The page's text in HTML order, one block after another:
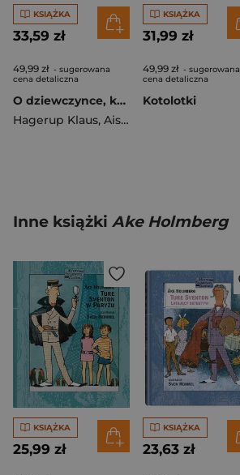
KSIĄŻKA
33,59 zł
49,99 zł - sugerowana
cena detaliczna
O dziewczynce, która chciała ocalić książki
Hagerup Klaus, Aisato Lisa
KSIĄŻKA
31,99 zł
49,99 zł - sugerowana
cena detaliczna
Kotolotki
Inne książki Ake Holmberg
KSIĄŻKA
25,99 zł
KSIĄŻKA
23,63 zł